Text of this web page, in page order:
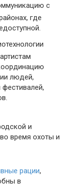
с
где
людей,
и
время охоты и
рации,
в